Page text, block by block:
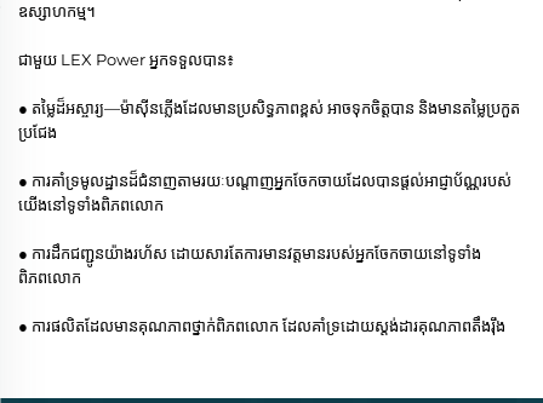
ឧស្សាហកម្ម​។
ជាមួយ LEX Power អ្នកទទួលបាន៖
● តម្លៃ​ដ៏​អស្ចារ្យ—ម៉ាស៊ីនភ្លើង​ដែល​មាន​ប្រសិទ្ធភាព​ខ្ពស់ អាច​ទុក​ចិត្ត​បាន និង​មាន​តម្លៃ​ប្រកួត​
ប្រជែង
● ការគាំទ្រ​មូលដ្ឋាន​ដ៏​ជំនាញ​តាម​រយៈ​បណ្តាញ​អ្នក​ចែក​ចាយ​ដែល​បាន​ផ្តល់​អាជ្ញាប័ណ្ណ​របស់​
យើង​នៅ​ទូទាំង​ពិភពលោក
● ការ​ដឹក​ជញ្ជូន​យ៉ាង​រហ័ស ដោយ​សារ​តែ​ការ​មាន​វត្តមាន​របស់​អ្នក​ចែក​ចាយ​នៅ​ទូទាំង​
ពិភពលោក
● ការផលិត​ដែល​មាន​គុណភាព​ថ្នាក់​ពិភពលោក ដែល​គាំទ្រ​ដោយ​ស្តង់ដារ​គុណភាព​តឹងរ៉ឹង